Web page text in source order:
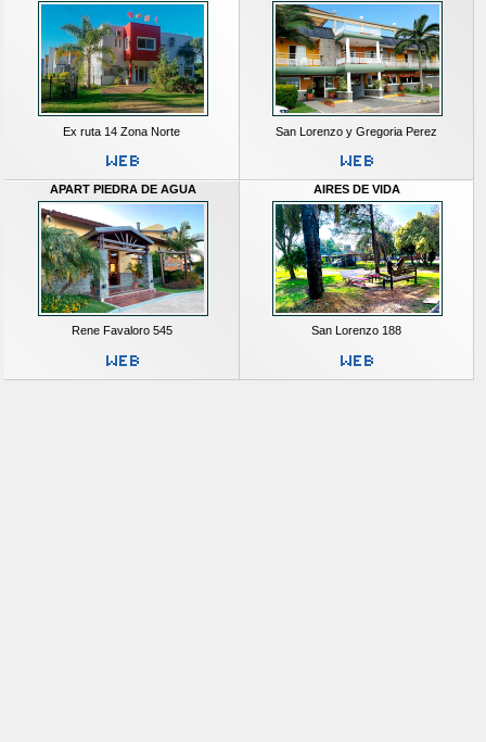
Ex ruta 14 Zona Norte San Lorenzo y Gregoria Perez
APART PIEDRA DE AGUA
Rene Favaloro 545
AIRES DE VIDA
San Lorenzo 188